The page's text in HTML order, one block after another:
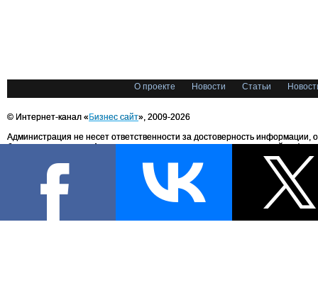
О проекте Новости Статьи
© Интернет-канал «Бизнес сайт», 2009-2026
Администрация не несет ответственности за достоверность информации,
блоггерами портала. Администрация не предоставляет справочной
Все права на любые материалы, опубликованные на сайте, защищены в
международным законодательством об авторском праве и смежных правах. При
текстовых, аудио-, фото- и видеоматериалов ссылка на «Бизнес сайт.ru»